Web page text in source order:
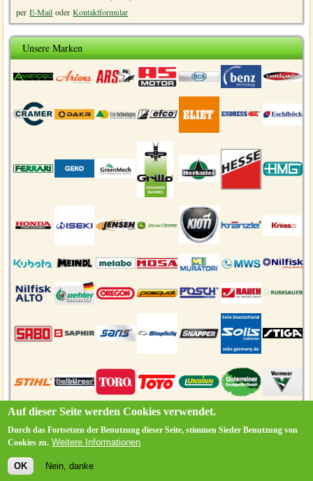
perE-Mail oderKontaktformular
Unsere Marken
Copyright © 2018 by
Auf dieser Seite werden Cookies verwendet.
Durch das Fortsetzen der Benutzung dieser Seite, stimmen Sieder Benutzung von
Cookies zu. Weitere Informationen
OK Nein, danke